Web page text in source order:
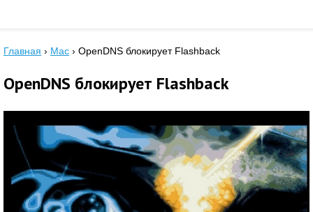
Главная › Mac › OpenDNS блокирует Flashback
OpenDNS блокирует Flashback